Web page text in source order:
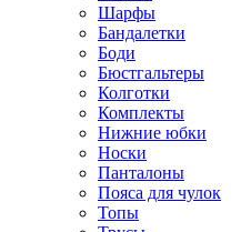
Шарфы
Бандалетки
Боди
Бюстгальтеры
Колготки
Комплекты
Нижние юбки
Носки
Панталоны
Поясa для чулок
Топы